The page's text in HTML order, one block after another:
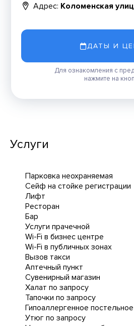
Адрес: Коломенская
ДАТЫ И
Для ознакомления с
нажмите на
Услуги
Парковка неохраняемая
Сейф на стойке регистрации
Лифт
Ресторан
Бар
Услуги прачечной
Wi-Fi в бизнес центре
Wi-Fi в публичных зонах
Вызов такси
Аптечный пункт
Сувенирный магазин
Халат по запросу
Тапочки по запросу
Гипоаллергенное
Утюг по запросу